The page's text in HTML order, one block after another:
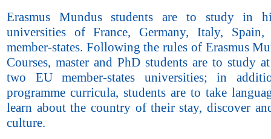
Erasmus Mundus students are to study in
universities of France, Germany, Italy,
member-states. Following the rules of Erasmus
Courses, master and PhD students are to study
two EU member-states universities; in
programme curricula, students are to take
learn about the country of their stay, discover
culture.